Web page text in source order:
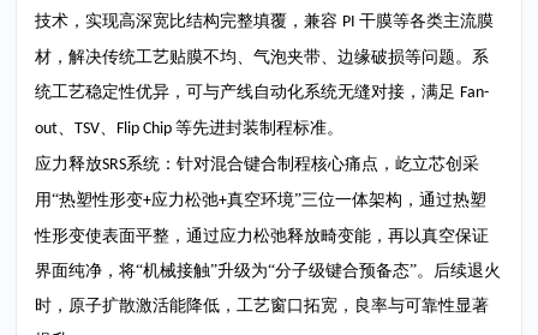
技术，实现高深宽比结构完整填覆，兼容 PI干膜等各类主流膜
材，解决传统工艺贴膜不均、气泡夹带、边缘破损等问题。系
统工艺稳定性优异，可与产线自动化系统无缝对接，满足 Fan-
out、TSV、 Flip Chip等先进封装制程标准。
应力释放SRS系统：针对混合键合制程核心痛点，屹立芯创采
用“热塑性形变+应力松弛+真空环境”三位一体架构，通过热塑
性形变使表面平整，通过应力松弛释放畸变能，再以真空保证
界面纯净，将“机械接触”升级为“分子级键合预备态”。后续退火
时，原子扩散激活能降低，工艺窗口拓宽，良率与可靠性显著